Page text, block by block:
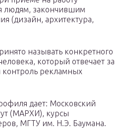
людям, закончившим
(дизайн, архитектура,
называть конкретного
который отвечает за
контроль рекламных
дает: Московский
(МАРХИ), курсы
МГТУ им. Н.Э. Баумана.